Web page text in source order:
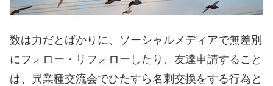
数は力だとばかりに、ソーシャルメディアで無差別
にフォロー・リフォローしたり、友達申請すること
は、異業種交流会でひたすら名刺交換をする行為と